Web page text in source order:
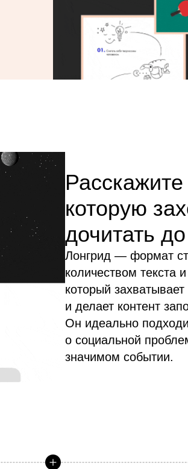
которую
дочитать
Лонгрид — формат
количеством текста
который
и делает контент
Он идеально
о социальной
значимом событии.